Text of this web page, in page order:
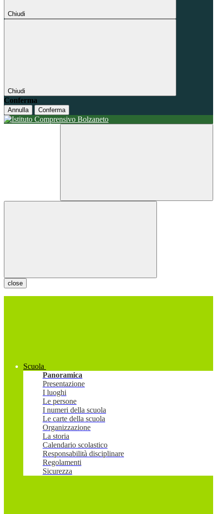
Chiudi
Chiudi
Conferma
Annulla Conferma
close
Scuola
Panoramica
Presentazione
I luoghi
Le persone
I numeri della scuola
Le carte della scuola
Organizzazione
La storia
Calendario scolastico
Responsabilità disciplinare
Regolamenti
Sicurezza